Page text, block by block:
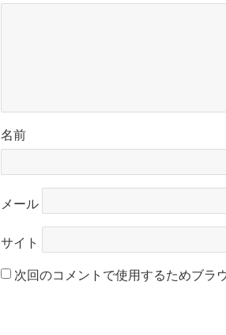
名前
メール
サイト
次回のコメントで使用するためブラ